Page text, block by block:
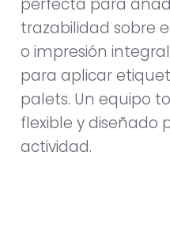
perfecta para
trazabilidad sobre
o impresión
para aplicar
palets. Un equipo
flexible y diseñado
actividad.